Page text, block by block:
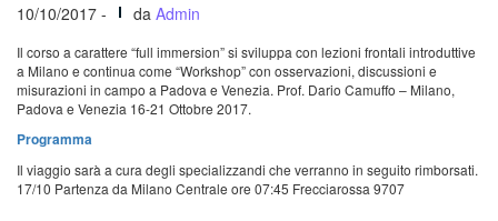
10/10/2017 - da Admin
Il corso a carattere “full immersion” si sviluppa con lezioni frontali introduttive
a Milano e continua come “Workshop” con osservazioni, discussioni e
misurazioni in campo a Padova e Venezia. Prof. Dario Camuffo – Milano,
Padova e Venezia 16-21 Ottobre 2017.
Programma
Il viaggio sarà a cura degli specializzandi che verranno in seguito rimborsati.
17/10 Partenza da Milano Centrale ore 07:45 Frecciarossa 9707